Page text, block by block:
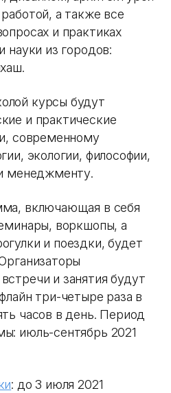
а также все
и практиках
науки из городов:
курсы будут
и практические
современному
экологии, философии,
менеджменту.
включающая в себя
воркшопы, а
и поездки, будет
и занятия будут
три-четыре раза в
часов в день. Период
июль-сентябрь 2021
: до 3 июля 2021